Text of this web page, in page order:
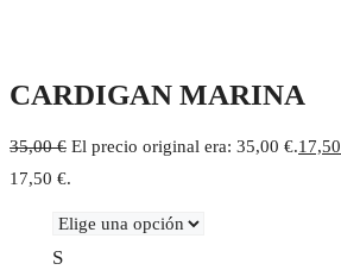
CARDIGAN MARINA
35,00€ El precio original era: 35,00 €.17,50
17,50 €.
S